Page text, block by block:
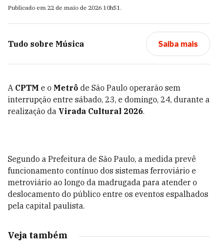
Publicado em 22 de maio de 2026 10h51.
Tudo sobre Música Saiba mais
A CPTM e o Metrô de São Paulo operarão sem
interrupção entre sábado, 23, e domingo, 24, durante a
realização da Virada Cultural 2026.
Segundo a Prefeitura de São Paulo, a medida prevê
funcionamento contínuo dos sistemas ferroviário e
metroviário ao longo da madrugada para atender o
deslocamento do público entre os eventos espalhados
pela capital paulista.
Veja também